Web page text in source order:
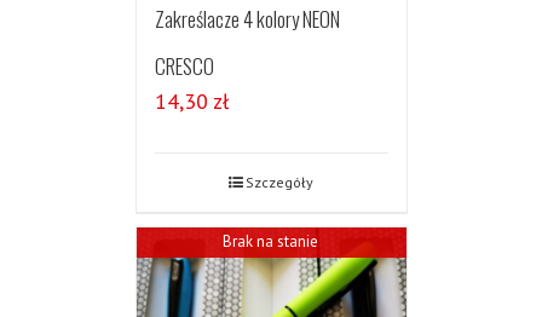
Zakreślacze 4 kolory NEON
CRESCO
14,30 zł
Szczegóły
Brak na stanie